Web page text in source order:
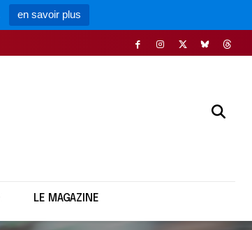
en savoir plus
LE MAGAZINE